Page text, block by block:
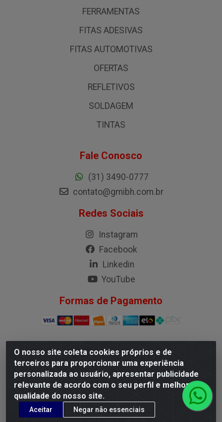
O nosso site coleta cookies próprios e de
terceiros para proporcionar uma experiência
personalizada ao usuário, apresentar publicidade
relevante de acordo com o seu perfil e melhorar a
qualidade do nosso site.
Aceitar
Negar não essenciais
FERRAMENTAS
FITAS ADESIVAS
FITAS AUTOMOTIVAS
OFERTAS
REFLETIVOS
SOLDAGEM
TINTAS
Fale Conosco
(31) 3490-0777
contato@gmibh.com.br
Redes Sociais
Instagram
Facebook
Linkedin
YouTube
Formas de Pagamento
G.M.I. Distribuidora LTDA - Rua Conselheiro Pena, 50 -
Santa Branca, Belo Horizonte/MG - CEP 31.710-150 -
CNPJ 04.098.359/0001-02